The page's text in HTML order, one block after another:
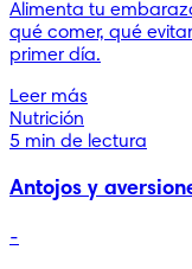
Alimenta tu
qué comer, qué
primer día.
Leer más
Nutrición
5 min de lectura
Antojos y
-